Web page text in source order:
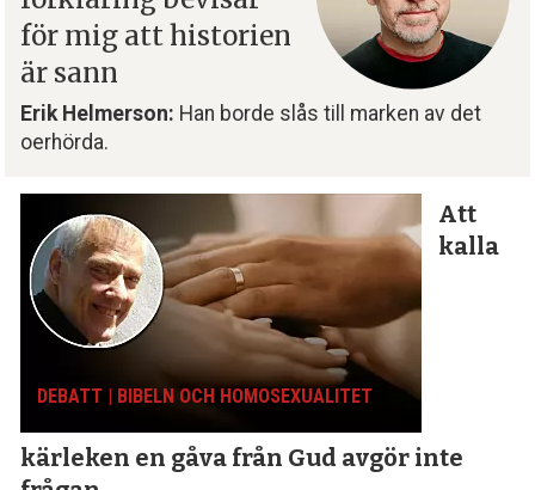
för mig att historien
är sann
Erik Helmerson: Han borde slås till marken av det
oerhörda.
DEBATT | BIBELN OCH HOMOSEXUALITET
Att
kalla
kärleken en gåva från Gud avgör inte